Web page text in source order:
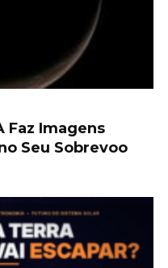
Faz Imagens
Seu Sobrevoo